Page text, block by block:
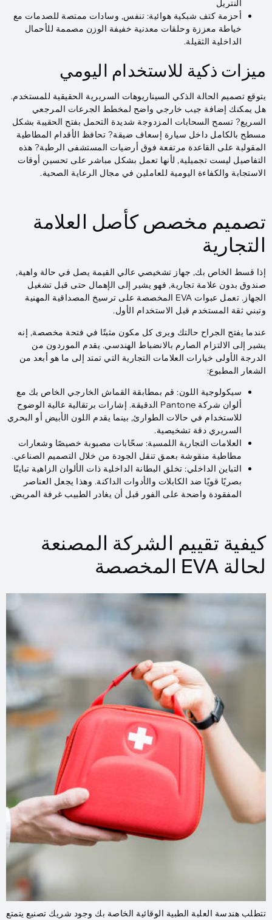
النتريل
أحزمة كتف شبكية هوائية: تنفس, وسادات ممتصة للصدمات مع
خياطة معززة وحلقات معدنية خفيفة الوزن مصممة للأحمال
الداخلية الثقيلة.
ميزات ذكية للاستخدام اليومي
يتوقع تصميم الحالة الذكي السيناريوهات السريرية الحقيقية للمستخدم.
هل يمكنك إضافة جيب خارجي واضح لمخطط الجرعات المرجعي
السريع? تسمح السحابات المزدوجة شديدة التحمل بفتح الحقيبة بشكل
مسطح بالكامل داخل سيارة إسعاف ضيقة? تحافظ الأقدام المطاطية
المقولبة على القاعدة مرتفعة فوق أرضيات المستشفى الرطبة? هذه
التفاصيل ليست تجميلية, لأنها تعمل بشكل مباشر على تحسين أوقات
الاستجابة والكفاءة اليومية للعاملين في مجال الرعاية الصحية.
تصميم مخصص كأصل العلامة
التجارية
إذا قسط الخاص بك, جهاز تشخيصي عالي القيمة يصل في حالة واهية,
صندوق بدون علامة تجارية, فهو يشير إلى الإهمال حتى قبل تشغيل
الجهاز. تعمل عبوات EVA المخصصة على ترسيخ المصداقية المهنية
وتبني ثقة المستخدم قبل الاستخدام الأول.
عندما يفتح الجراح حالتك ويرى كل مكون مثبتًا في فتحة مخصصة, إنه
يشير إلى الالتزام الصارم بالانضباط الهندسي. يقدم الموردون من
الدرجة الأولى خيارات العلامات التجارية التي تمتد إلى ما هو أبعد من
الشعار المطبوع:​
سيكولوجية اللون: قم بمطابقة القماش الخارجي الخاص بك مع
ألوان شركة Pantone الدقيقة. إشارات برتقالية عالية الوضوح
للاستخدام في حالات الطوارئ, بينما يقدم اللون الأبيض أو البحري
السريري دقة تشخيصية.
العلامات التجارية اللمسية: سحّابات مصبوبة خصيصًا وشعارات
مطاطية منقوشة بعمق تنقل الجودة من خلال التصميم الصناعي.
التباين الداخلي: تخلق البطانة الداخلية ذات الألوان الزاهية تباينًا
بصريًا قويًا ضد الكابلات والأدوات الداكنة. وهذا يجعل العناصر
المفقودة واضحة على الفور قبل أن يغادر الطبيب غرفة المريض.
كيفية تقييم الشركة المصنعة
لحالة EVA المخصصة
تتطلب هندسة العلبة الطبية الوقائية الخاصة بك وجود شريك تصنيع يتمتع